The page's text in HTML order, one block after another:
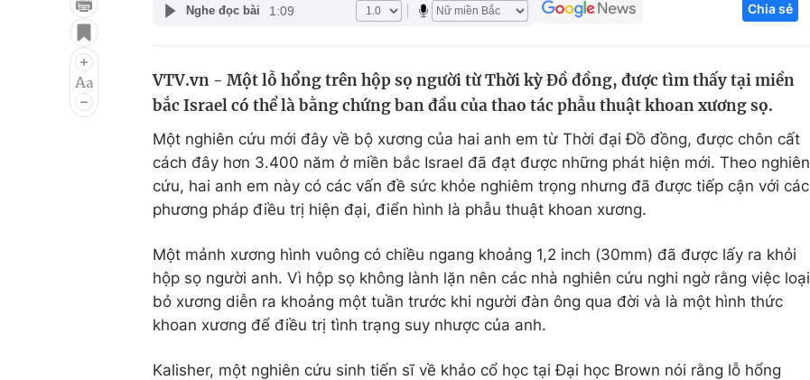
Điện ảnh
Âm nhạc
Làm đẹp
Giáo dục
Học trực tuyến
Công nghệ
Sản phẩm
Tư vấn
Nghe đọc bài 1:09 Chia sẻ
VTV.vn - Một lỗ hổng trên hộp sọ người từ Thời kỳ Đồ đồng, được tìm thấy tại miền
bắc Israel có thể là bằng chứng ban đầu của thao tác phẫu thuật khoan xương sọ.
Một nghiên cứu mới đây về bộ xương của hai anh em từ Thời đại Đồ đồng, được chôn cất
cách đây hơn 3.400 năm ở miền bắc Israel đã đạt được những phát hiện mới. Theo nghiên
cứu, hai anh em này có các vấn đề sức khỏe nghiêm trọng nhưng đã được tiếp cận với các
phương pháp điều trị hiện đại, điển hình là phẫu thuật khoan xương.
Một mảnh xương hình vuông có chiều ngang khoảng 1,2 inch (30mm) đã được lấy ra khỏi
hộp sọ người anh. Vì hộp sọ không lành lặn nên các nhà nghiên cứu nghi ngờ rằng việc loại
bỏ xương diễn ra khoảng một tuần trước khi người đàn ông qua đời và là một hình thức
khoan xương để điều trị tình trạng suy nhược của anh.
Kalisher, một nghiên cứu sinh tiến sĩ về khảo cổ học tại Đại học Brown nói rằng lỗ hổng